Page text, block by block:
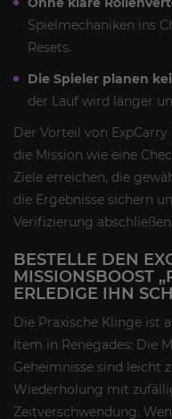
Spielmechaniken ins
Resets.
Die Spieler planen
der Lauf wird länger
Der Vorteil von
die Mission wie eine
Ziele erreichen, die
die Ergebnisse sichern
Verifizierung abschließen.
BESTELLE DEN
MISSIONSBOOST
ERLEDIGE IHN
Die Praxische Klinge ist
Item in Renegades: Die
Geheimnisse sind leicht
Wiederholung mit
Zeitverschwendung.